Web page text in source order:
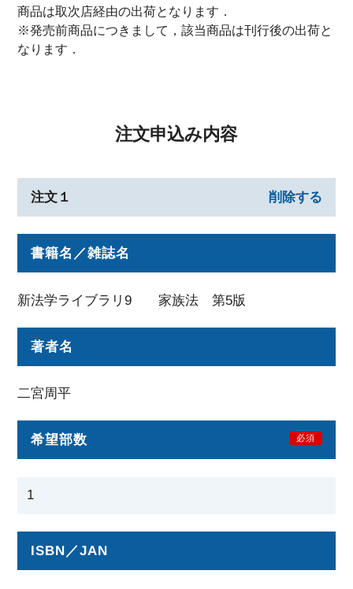
商品は取次店経由の出荷となります．
※発売前商品につきまして，該当商品は刊行後の出荷と
なります．
注文申込み内容
注文１ 削除する
書籍名／雑誌名
新法学ライブラリ9 家族法 第5版
著者名
二宮周平
希望部数 必須
ISBN／JAN